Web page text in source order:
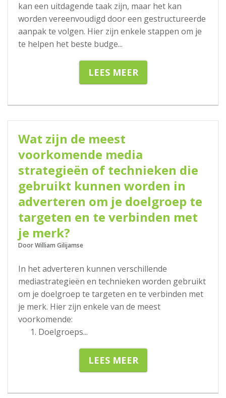
kan een uitdagende taak zijn, maar het kan
worden vereenvoudigd door een gestructureerde
aanpak te volgen. Hier zijn enkele stappen om je
te helpen het beste budge...
LEES MEER
27-09-2023
Wat zijn de meest
voorkomende media
strategieën of technieken die
gebruikt kunnen worden in
adverteren om je doelgroep te
targeten en te verbinden met
je merk?
Door William Gilijamse
In het adverteren kunnen verschillende
mediastrategieën en technieken worden gebruikt
om je doelgroep te targeten en te verbinden met
je merk. Hier zijn enkele van de meest
voorkomende:
Doelgroeps...
LEES MEER
27-10-2020